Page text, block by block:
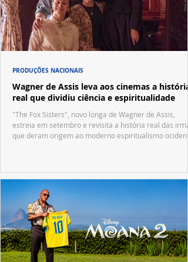
Wagner de Assis leva aos cinemas a história
real que dividiu ciência e espiritualidade
"The Fox Sisters", novo longa de Wagner de Assis,
estreia em setembro e revisita a história real das
que deram origem ao moderno espiritualismo
PRODUÇÕES NACIONAIS